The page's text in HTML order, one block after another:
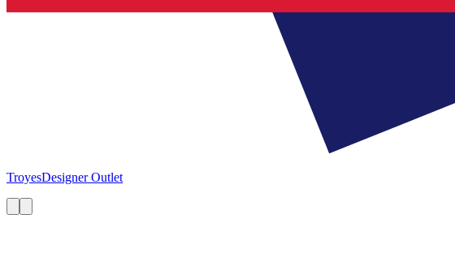
TroyesDesigner Outlet